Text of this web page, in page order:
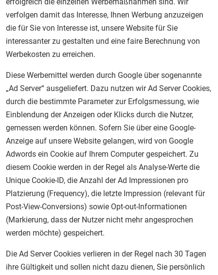
erfolgreich die einzelnen Werbemaßnahmen sind. Wir
verfolgen damit das Interesse, Ihnen Werbung anzuzeigen
die für Sie von Interesse ist, unsere Website für Sie
interessanter zu gestalten und eine faire Berechnung von
Werbekosten zu erreichen.
Diese Werbemittel werden durch Google über sogenannte
„Ad Server“ ausgeliefert. Dazu nutzen wir Ad Server Cookies,
durch die bestimmte Parameter zur Erfolgsmessung, wie
Einblendung der Anzeigen oder Klicks durch die Nutzer,
gemessen werden können. Sofern Sie über eine Google-
Anzeige auf unsere Website gelangen, wird von Google
Adwords ein Cookie auf Ihrem Computer gespeichert. Zu
diesem Cookie werden in der Regel als Analyse-Werte die
Unique Cookie-ID, die Anzahl der Ad Impressionen pro
Platzierung (Frequency), die letzte Impression (relevant für
Post-View-Conversions) sowie Opt-out-Informationen
(Markierung, dass der Nutzer nicht mehr angesprochen
werden möchte) gespeichert.
Die Ad Server Cookies verlieren in der Regel nach 30 Tagen
ihre Gültigkeit und sollen nicht dazu dienen, Sie persönlich